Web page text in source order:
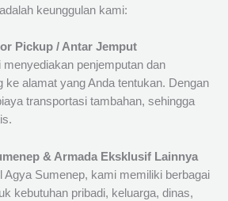
keunggulan kami:
Pickup / Antar Jemput
penjemputan dan
ke alamat yang Anda tentukan. Dengan
transportasi tambahan, sehingga
& Armada Eksklusif Lainnya
Agya Sumenep, kami memiliki berbagai
kebutuhan pribadi, keluarga, dinas,